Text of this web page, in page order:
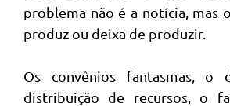
problema não é a notícia, mas
produz ou deixa de produzir.
Os convênios fantasmas, o
distribuição de recursos, o